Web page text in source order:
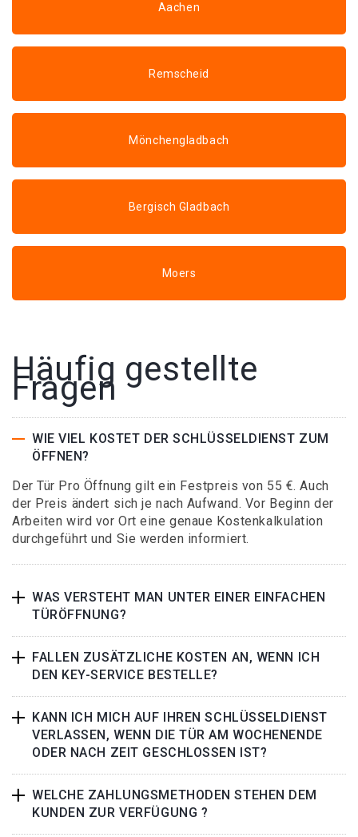
Aachen
Remscheid
Mönchengladbach
Bergisch Gladbach
Moers
Häufig gestellte
Fragen
WIE VIEL KOSTET DER SCHLÜSSELDIENST ZUM
ÖFFNEN?
Der Tür Pro Öffnung gilt ein Festpreis von 55 €. Auch
der Preis ändert sich je nach Aufwand. Vor Beginn der
Arbeiten wird vor Ort eine genaue Kostenkalkulation
durchgeführt und Sie werden informiert.
WAS VERSTEHT MAN UNTER EINER EINFACHEN
TÜRÖFFNUNG?
FALLEN ZUSÄTZLICHE KOSTEN AN, WENN ICH
DEN KEY-SERVICE BESTELLE?
KANN ICH MICH AUF IHREN SCHLÜSSELDIENST
VERLASSEN, WENN DIE TÜR AM WOCHENENDE
ODER NACH ZEIT GESCHLOSSEN IST?
WELCHE ZAHLUNGSMETHODEN STEHEN DEM
KUNDEN ZUR VERFÜGUNG ?